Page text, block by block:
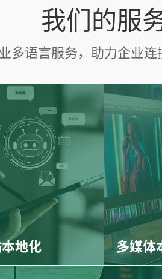
我们的服
多语言服务，助力企业连
地化 多媒体